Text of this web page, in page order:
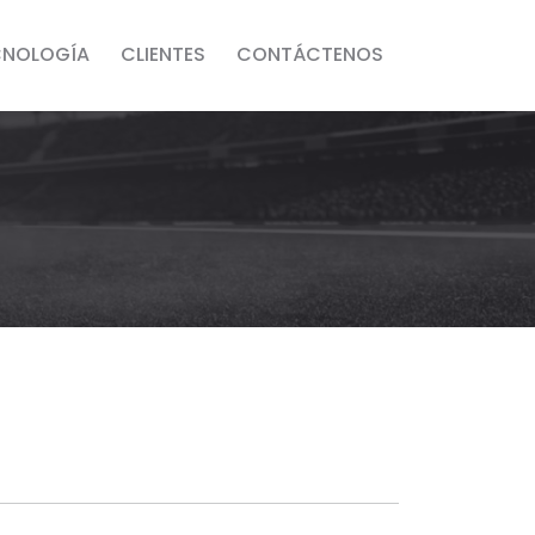
CLIENTES CONTÁCTENOS